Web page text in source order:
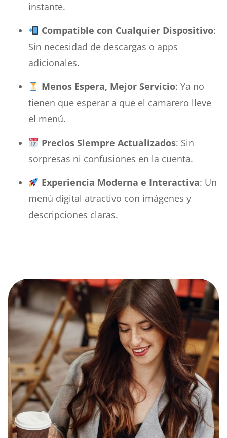
instante.
Compatible con Cualquier Dispositivo:
Sin necesidad de descargas o apps
adicionales.
Menos Espera, Mejor Servicio: Ya no
tienen que esperar a que el camarero lleve
el menú.
Precios Siempre Actualizados: Sin
sorpresas ni confusiones en la cuenta.
Experiencia Moderna e Interactiva: Un
menú digital atractivo con imágenes y
descripciones claras.